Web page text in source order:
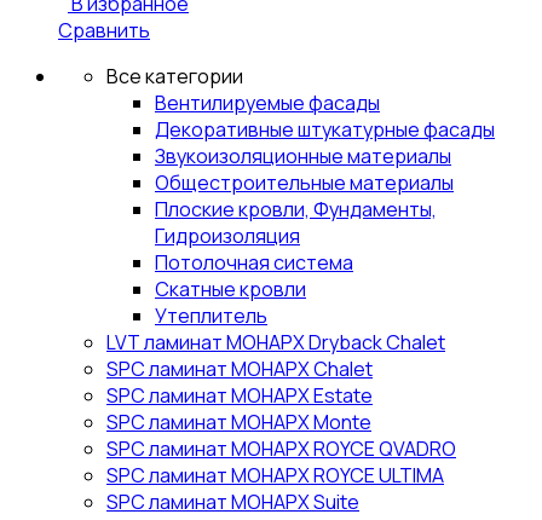
Сравнить
Все категории
Вентилируемые фасады
Декоративные штукатурные фасады
Звукоизоляционные материалы
Общестроительные материалы
Плоские кровли, Фундаменты,
Гидроизоляция
Потолочная система
Скатные кровли
Утеплитель
LVT ламинат МОНАРХ Dryback Chalet
SPC ламинат МОНАРХ Chalet
SPC ламинат МОНАРХ Estate
SPC ламинат МОНАРХ Monte
SPC ламинат МОНАРХ ROYCE QVADRO
SPC ламинат МОНАРХ ROYCE ULTIMA
SPC ламинат МОНАРХ Suite